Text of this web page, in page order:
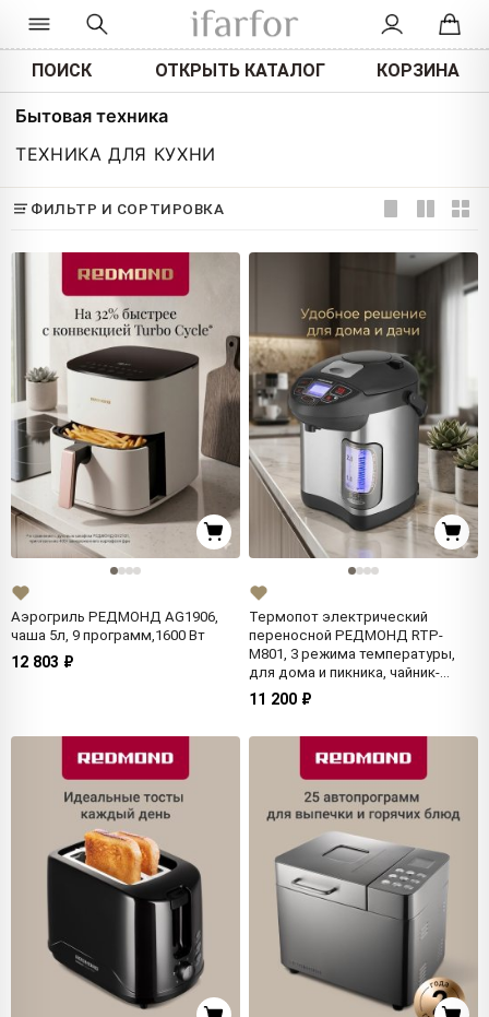
ПОИСК ОТКРЫТЬ КАТАЛОГ КОРЗИНА
Бытовая техника
ТЕХНИКА ДЛЯ КУХНИ
ФИЛЬТР И СОРТИРОВКА
Аэрогриль РЕДМОНД AG1906,
чаша 5л, 9 программ,1600 Вт
12 803 ₽
Термопот электрический
переносной РЕДМОНД RTP-
M801, 3 режима температуры,
для дома и пикника, чайник-
термос, 3.5 л., 750 Вт,серый
11 200 ₽